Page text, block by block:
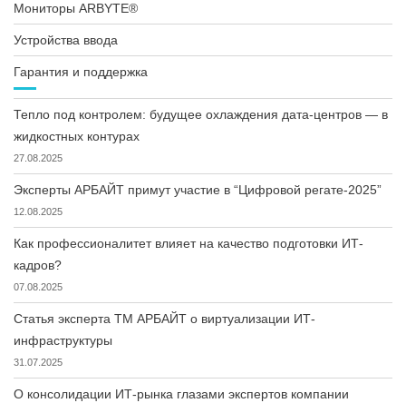
Мониторы ARBYTE®
Устройства ввода
Гарантия и поддержка
Тепло под контролем: будущее охлаждения дата-центров — в
жидкостных контурах
27.08.2025
Эксперты АРБАЙТ примут участие в “Цифровой регате-2025”
12.08.2025
Как профессионалитет влияет на качество подготовки ИТ-
кадров?
07.08.2025
Статья эксперта ТМ АРБАЙТ о виртуализации ИТ-
инфраструктуры
31.07.2025
О консолидации ИТ-рынка глазами экспертов компании